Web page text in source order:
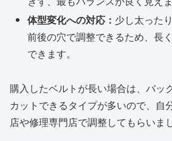
体型変化への対応： 少し太った
前後の穴で調整できるため、長
できます。
購入したベルトが長い場合は、バッ
カットできるタイプが多いので、自
店や修理専門店で調整してもらいま